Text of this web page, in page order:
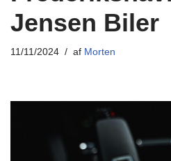
Jensen Biler
11/11/2024 af Morten